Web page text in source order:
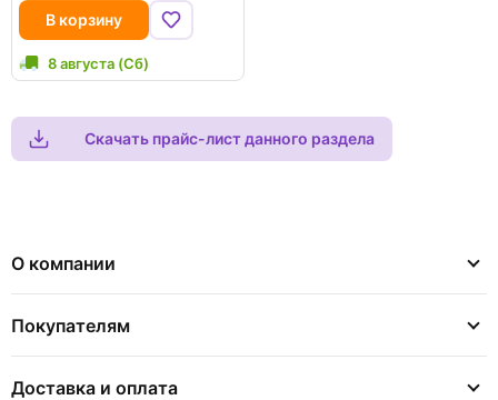
В корзину
8 августа (Сб)
Скачать прайс-лист данного раздела
О компании
Покупателям
Доставка и оплата